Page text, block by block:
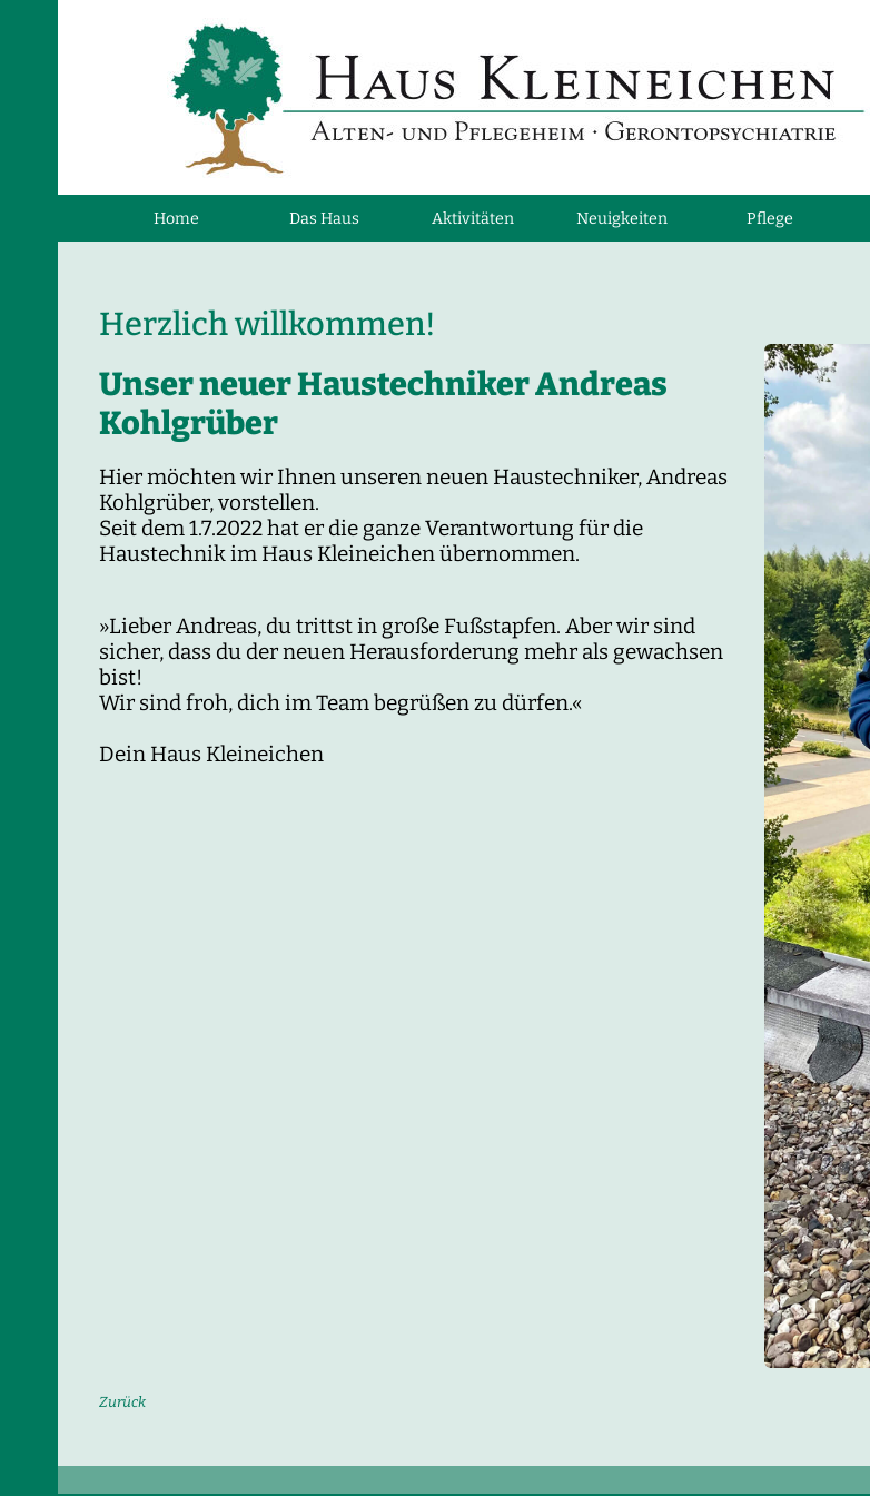
Navigation
überspringen
Home Das Haus Aktivitäten Neuigkeiten Pflege
Herzlich willkommen!
Unser neuer Haustechniker Andreas
Kohlgrüber
Hier möchten wir Ihnen unseren neuen Haustechniker, Andreas
Kohlgrüber, vorstellen.
Seit dem 1.7.2022 hat er die ganze Verantwortung für die
Haustechnik im Haus Kleineichen übernommen.
»Lieber Andreas, du trittst in große Fußstapfen. Aber wir sind
sicher, dass du der neuen Herausforderung mehr als gewachsen
bist!
Wir sind froh, dich im Team begrüßen zu dürfen.«
Dein Haus Kleineichen
Zurück